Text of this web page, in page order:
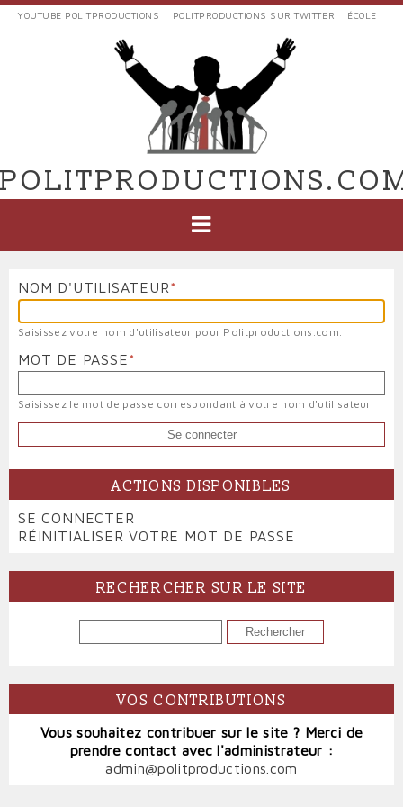
Aller
EXTERNES
POLIT'PRODUCTIONS
YOUTUBE POLITPRODUCTIONS POLITPRODUCTIONS SUR TWITTER ÉCOLE
NOM D'UTILISATEUR
Saisissez votre nom d'utilisateur pour Politproductions.com.
MOT DE PASSE
Saisissez le mot de passe correspondant à votre nom d'utilisateur.
ACTIONS DISPONIBLES
PRIMARY
TABS
SE CONNECTER
ACTIF)
RÉINITIALISER VOTRE MOT DE PASSE
RECHERCHER SUR LE SITE
VOS CONTRIBUTIONS
Vous souhaitez contribuer sur le site ? Merci de
prendre contact avec l'administrateur :
admin@politproductions.com